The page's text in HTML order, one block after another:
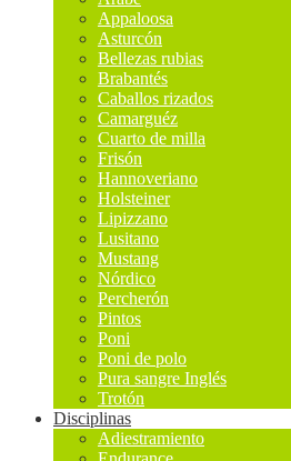
Appaloosa
Asturcón
Bellezas rubias
Brabantés
Caballos rizados
Camarguéz
Cuarto de milla
Frisón
Hannoveriano
Holsteiner
Lipizzano
Lusitano
Mustang
Nórdico
Percherón
Pintos
Poni
Poni de polo
Pura sangre Inglés
Trotón
Disciplinas
Adiestramiento